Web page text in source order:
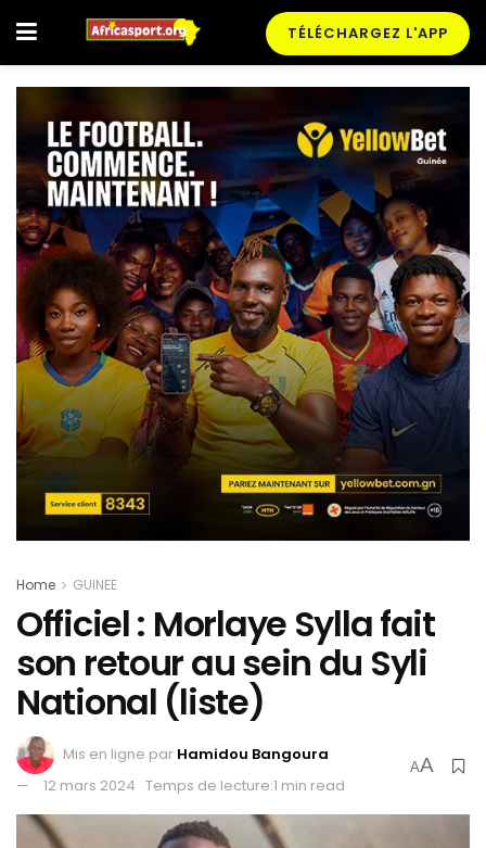
TÉLÉCHARGEZ L'APP
Home GUINEE
Officiel : Morlaye Sylla fait
son retour au sein du Syli
National (liste)
Mis en ligne par Hamidou Bangoura
12 mars 2024 Temps de lecture:1 min read
AA